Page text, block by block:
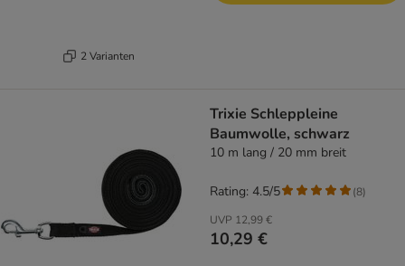
2 Varianten
Trixie Schleppleine
Baumwolle, schwarz
10 m lang / 20 mm breit
UVP 12,99 €
10,29 €
Rating: 4.5/5 (8)